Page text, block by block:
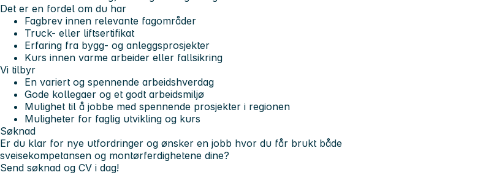
Det er en fordel om du har
Fagbrev innen relevante fagområder
Truck- eller liftsertifikat
Erfaring fra bygg- og anleggsprosjekter
Kurs innen varme arbeider eller fallsikring
Vi tilbyr
En variert og spennende arbeidshverdag
Gode kollegaer og et godt arbeidsmiljø
Mulighet til å jobbe med spennende prosjekter i regionen
Muligheter for faglig utvikling og kurs
Søknad
Er du klar for nye utfordringer og ønsker en jobb hvor du får brukt både
sveisekompetansen og montørferdighetene dine?
Send søknad og CV i dag!